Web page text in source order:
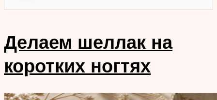
Делаем шеллак на
коротких ногтях